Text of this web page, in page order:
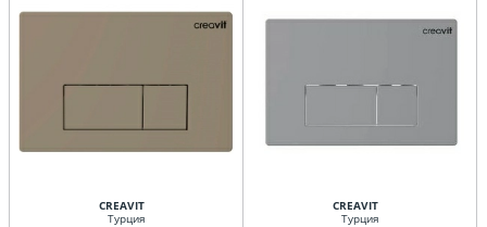
CREAVIT
Турция
CREAVIT
Турция